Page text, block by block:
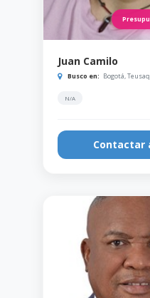
Juan Camilo
Busco en: Bogotá,
N/A
Contactar